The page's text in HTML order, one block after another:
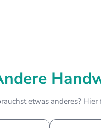
etwas anderes?